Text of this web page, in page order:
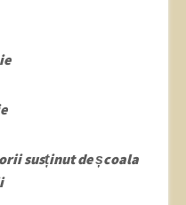
susținut de școala